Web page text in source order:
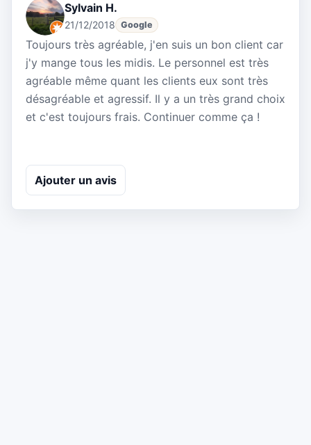
Sylvain H.
21/12/2018 Google
Toujours très agréable, j'en suis un bon client car
j'y mange tous les midis. Le personnel est très
agréable même quant les clients eux sont très
désagréable et agressif. Il y a un très grand choix
et c'est toujours frais. Continuer comme ça !
Ajouter un avis